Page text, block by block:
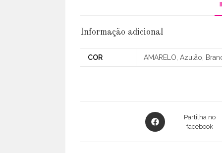
Informação adicional
COR AMARELO, Azulão,
Opens
in
Partilha no
facebook